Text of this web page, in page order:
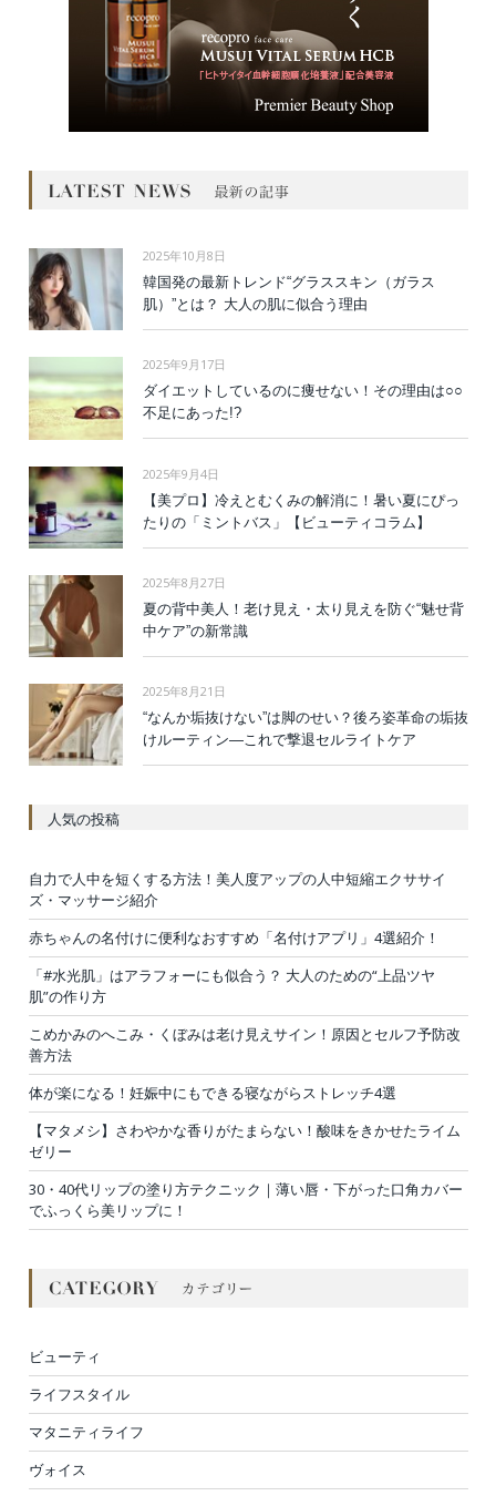
2025年10月8日
韓国発の最新トレンド“グラススキン（ガラス
肌）”とは？ 大人の肌に似合う理由
2025年9月17日
ダイエットしているのに痩せない！その理由は○○
不足にあった!?
2025年9月4日
【美プロ】冷えとむくみの解消に！暑い夏にぴっ
たりの「ミントバス」【ビューティコラム】
2025年8月27日
夏の背中美人！老け見え・太り見えを防ぐ“魅せ背
中ケア”の新常識
2025年8月21日
“なんか垢抜けない”は脚のせい？後ろ姿革命の垢抜
けルーティン—これで撃退セルライトケア
人気の投稿
自力で人中を短くする方法！美人度アップの人中短縮エクササイ
ズ・マッサージ紹介
赤ちゃんの名付けに便利なおすすめ「名付けアプリ」4選紹介！
「#水光肌」はアラフォーにも似合う？ 大人のための“上品ツヤ
肌”の作り方
こめかみのへこみ・くぼみは老け見えサイン！原因とセルフ予防改
善方法
体が楽になる！妊娠中にもできる寝ながらストレッチ4選
【マタメシ】さわやかな香りがたまらない！酸味をきかせたライム
ゼリー
30・40代リップの塗り方テクニック｜薄い唇・下がった口角カバー
でふっくら美リップに！
ビューティ
ライフスタイル
マタニティライフ
ヴォイス